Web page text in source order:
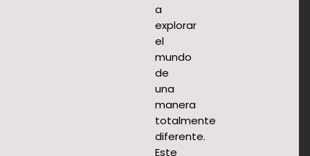
a
explorar
el
mundo
de
una
manera
totalmente
diferente.
Este